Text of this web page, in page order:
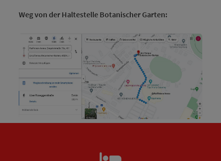
Weg von der Haltestelle Botanischer Garten: